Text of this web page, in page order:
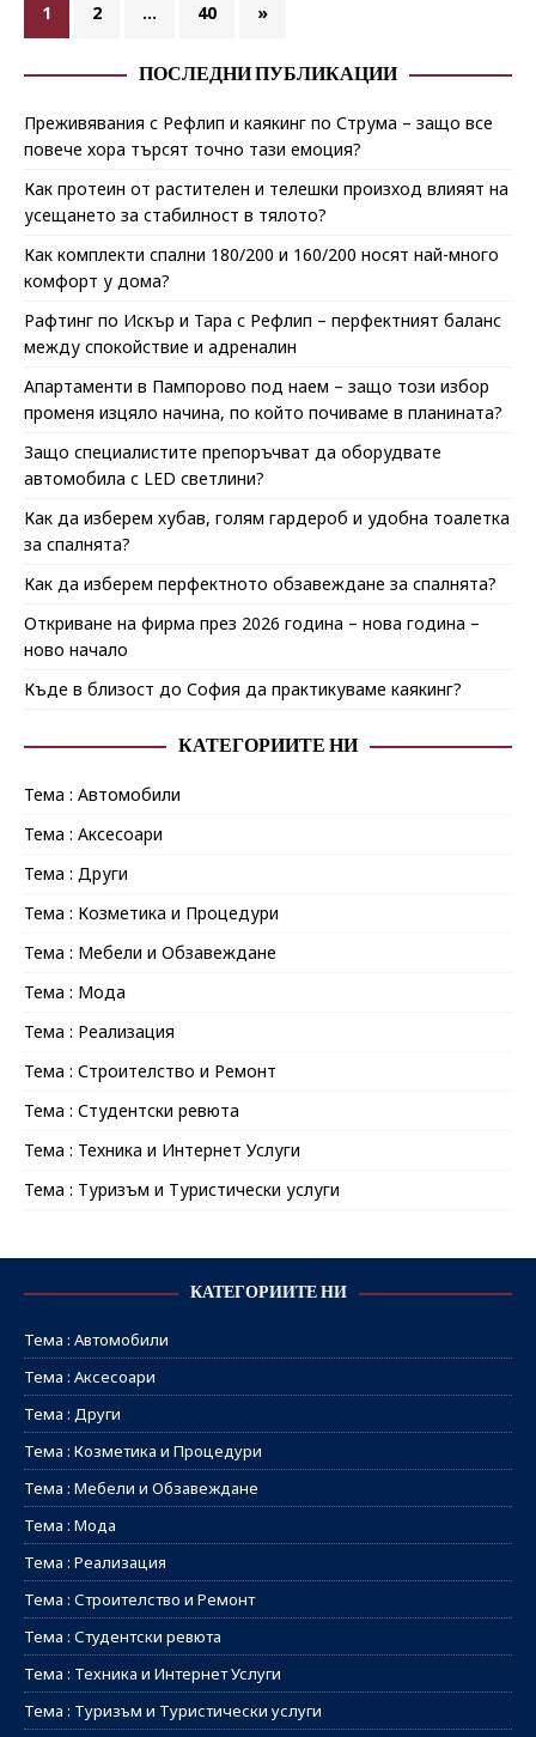
1 2 … 40 »
ПОСЛЕДНИ ПУБЛИКАЦИИ
Преживявания с Рефлип и каякинг по Струма – защо все
повече хора търсят точно тази емоция?
Как протеин от растителен и телешки произход влияят на
усещането за стабилност в тялото?
Как комплекти спални 180/200 и 160/200 носят най-много
комфорт у дома?
Рафтинг по Искър и Тара с Рефлип – перфектният баланс
между спокойствие и адреналин
Апартаменти в Пампорово под наем – защо този избор
променя изцяло начина, по който почиваме в планината?
Защо специалистите препоръчват да оборудвате
автомобила с LED светлини?
Как да изберем хубав, голям гардероб и удобна тоалетка
за спалнята?
Как да изберем перфектното обзавеждане за спалнята?
Откриване на фирма през 2026 година – нова година –
ново начало
Къде в близост до София да практикуваме каякинг?
КАТЕГОРИИТЕ НИ
Тема : Автомобили
Тема : Аксесоари
Тема : Други
Тема : Козметика и Процедури
Тема : Мебели и Обзавеждане
Тема : Мода
Тема : Реализация
Тема : Строителство и Ремонт
Тема : Студентски ревюта
Тема : Техника и Интернет Услуги
Тема : Туризъм и Туристически услуги
КАТЕГОРИИТЕ НИ
Тема : Автомобили
Тема : Аксесоари
Тема : Други
Тема : Козметика и Процедури
Тема : Мебели и Обзавеждане
Тема : Мода
Тема : Реализация
Тема : Строителство и Ремонт
Тема : Студентски ревюта
Тема : Техника и Интернет Услуги
Тема : Туризъм и Туристически услуги